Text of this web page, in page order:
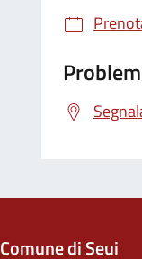
Comune di Seui